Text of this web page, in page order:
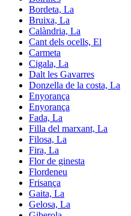
Bordeta, La
Bruixa, La
Calàndria, La
Cant dels ocells, El
Carmeta
Cigala, La
Dalt les Gavarres
Donzella de la costa, La
Enyorança
Enyorança
Fada, La
Filla del marxant, La
Filosa, La
Fira, La
Flor de ginesta
Flordeneu
Frisança
Gaita, La
Gelosa, La